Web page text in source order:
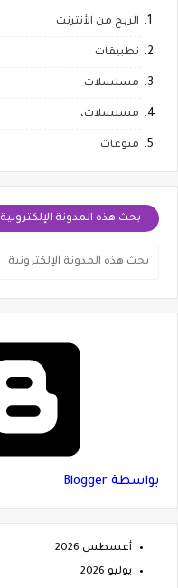
الربح من الأنترنت
تطبيقات
مسلسلات
مسلسلات،
منوعات
بحث هذه المدونة الإلكترونية
بواسطة Blogger
أغسطس 2026
يوليو 2026